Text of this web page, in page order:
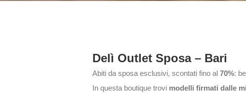
Delì Outlet Sposa – Bari
Abiti da sposa esclusivi, scontati fino al 70%:
In questa boutique trovi modelli firmati dalle